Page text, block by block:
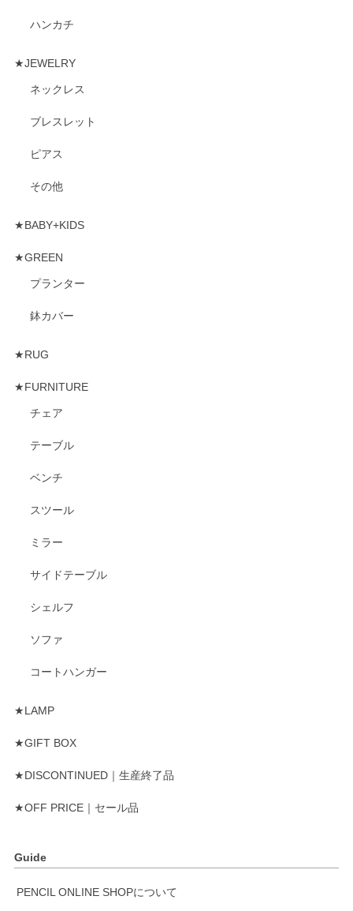
ハンカチ
★JEWELRY
ネックレス
ブレスレット
ピアス
その他
★BABY+KIDS
★GREEN
プランター
鉢カバー
★RUG
★FURNITURE
チェア
テーブル
ベンチ
スツール
ミラー
サイドテーブル
シェルフ
ソファ
コートハンガー
★LAMP
★GIFT BOX
★DISCONTINUED｜生産終了品
★OFF PRICE｜セール品
Guide
PENCIL ONLINE SHOPについて